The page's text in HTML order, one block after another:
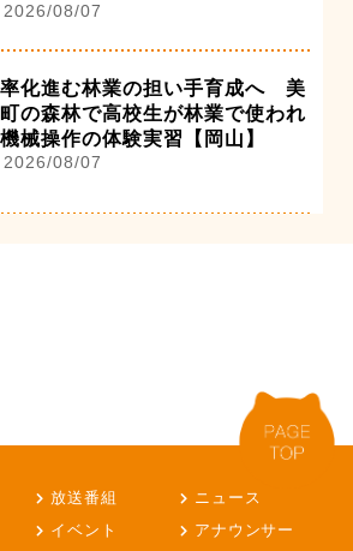
2026/08/07
化進む林業の担い手育成へ 美
の森林で高校生が林業で使われ
械操作の体験実習【岡山】
2026/08/07
放送番組
ニュース
イベント
アナウンサー